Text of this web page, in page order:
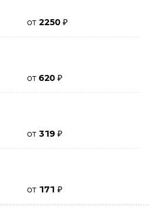
от 2250 ₽
от 620 ₽
от 319 ₽
от 171 ₽